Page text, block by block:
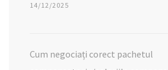
14/12/2025
Cum negociați corect pachetul